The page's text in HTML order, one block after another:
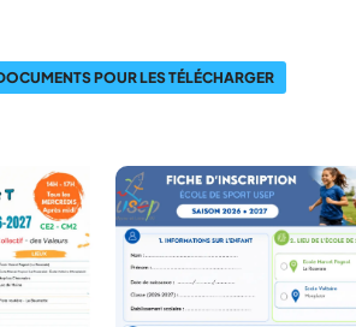
POUR LES TÉLÉCHARGER